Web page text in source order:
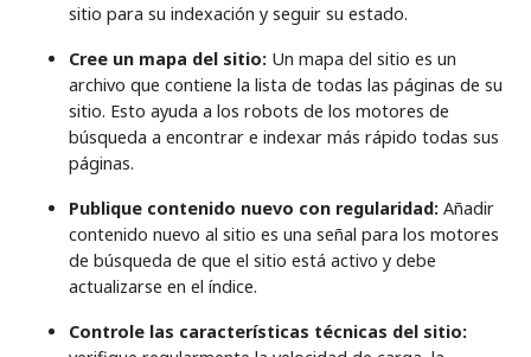
sitio para su indexación y seguir su estado.
Cree un mapa del sitio: Un mapa del sitio es un
archivo que contiene la lista de todas las páginas de su
sitio. Esto ayuda a los robots de los motores de
búsqueda a encontrar e indexar más rápido todas sus
páginas.
Publique contenido nuevo con regularidad: Añadir
contenido nuevo al sitio es una señal para los motores
de búsqueda de que el sitio está activo y debe
actualizarse en el índice.
Controle las características técnicas del sitio: